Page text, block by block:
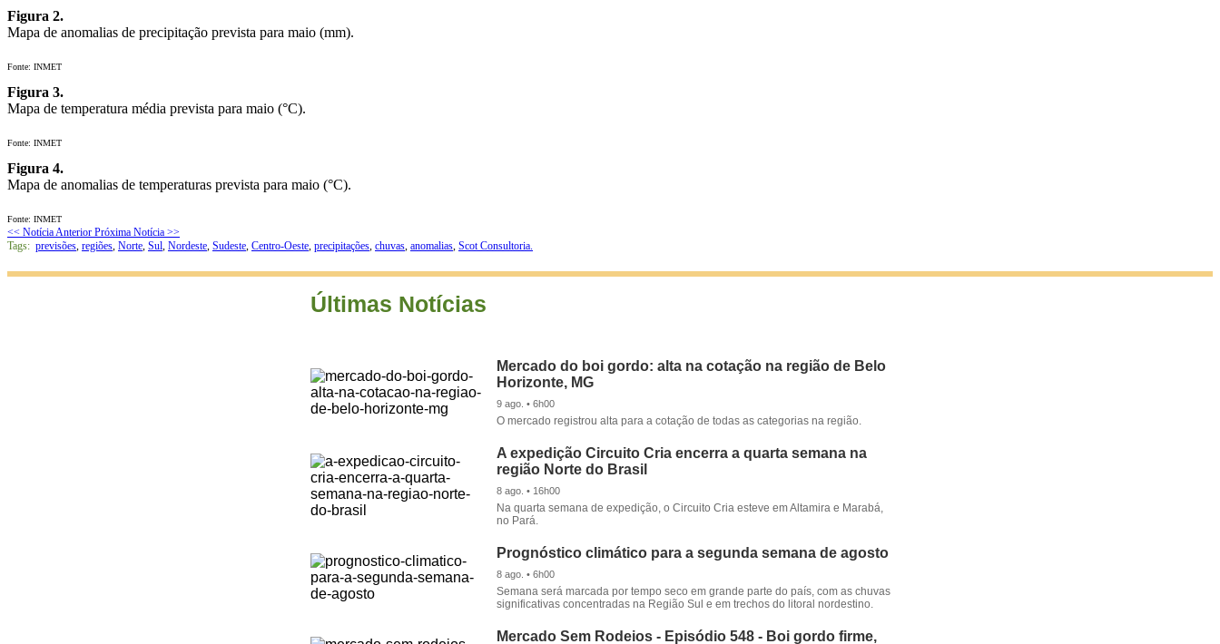
Figura 2.
Mapa de anomalias de precipitação prevista para maio (mm).
Fonte: INMET
Figura 3.
Mapa de temperatura média prevista para maio (°C).
Fonte: INMET
Figura 4.
Mapa de anomalias de temperaturas prevista para maio (°C).
Fonte: INMET
<< Notícia Anterior Próxima Notícia >>
Tags: previsões, regiões, Norte, Sul, Nordeste, Sudeste, Centro-Oeste, precipitações, chuvas, anomalias, Scot Consultoria.
Últimas Notícias
Mercado do boi gordo: alta na cotação na região de Belo
Horizonte, MG
9 ago. • 6h00
O mercado registrou alta para a cotação de todas as categorias na região.
A expedição Circuito Cria encerra a quarta semana na
região Norte do Brasil
8 ago. • 16h00
Na quarta semana de expedição, o Circuito Cria esteve em Altamira e Marabá,
no Pará.
Prognóstico climático para a segunda semana de agosto
8 ago. • 6h00
Semana será marcada por tempo seco em grande parte do país, com as chuvas
significativas concentradas na Região Sul e em trechos do litoral nordestino.
Mercado Sem Rodeios - Episódio 548 - Boi gordo firme,